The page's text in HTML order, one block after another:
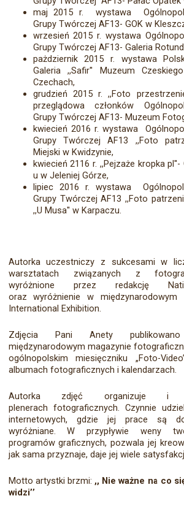
maj 2015 r. wystawa
Grupy Twórczej AF13- GOK w
wrzesień 2015 r. wystawa
Grupy Twórczej AF13- Galeria
pażdziernik 2015 r. wystawa
Galeria ,,Safir'' Muzeum
Czechach,
grudzień 2015 r. ,,Foto
przeglądowa członków
Grupy Twórczej AF13- Muzeum
kwiecień 2016 r. wystawa
Grupy Twórczej AF13 ,,Foto
Miejski w Kwidzynie,
kwiecień 2116 r. ,,Pejzaże kropka pl''-
u w Jeleniej Górze,
lipiec 2016 r. wystawa
Grupy Twórczej AF13 ,,Foto
,,U Musa'' w Karpaczu.
Autorka uczestniczy z sukcesami w
warsztatach związanych z
wyróżnione przez redakcję
oraz wyróżnienie w międzynarodowym
International Exhibition.
Zdjęcia Pani Anety
międzynarodowym magazynie
ogólnopolskim miesięczniku „Foto-
albumach fotograficznych i kalendarzach.
Autorka zdjęć organizuje i
plenerach fotograficznych. Czynnie
internetowych, gdzie jej prace są
wyróżniane. W przypływie weny
programów graficznych, pozwala jej
jak sama przyznaje, daje jej wiele
Motto artystki brzmi: ,, Nie ważne na co
widzi’’